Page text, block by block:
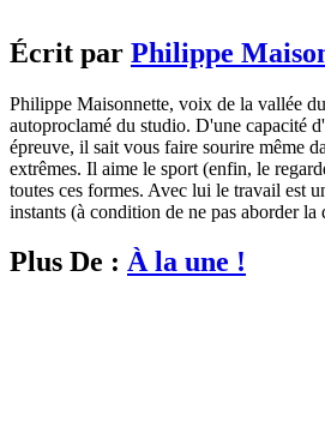
Écrit par Philippe
Philippe Maisonnette, voix de la vallée
autoproclamé du studio. D'une capacité
épreuve, il sait vous faire sourire même
extrêmes. Il aime le sport (enfin, le
toutes ces formes. Avec lui le travail est
instants (à condition de ne pas aborder la
Plus De : À la une !